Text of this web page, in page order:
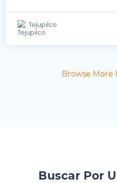
Tejupilco
Browse More
Buscar Por